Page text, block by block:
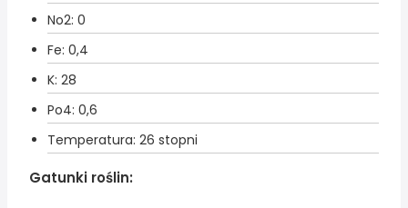
No2: 0
Fe: 0,4
K: 28
Po4: 0,6
Temperatura: 26 stopni
Gatunki roślin: